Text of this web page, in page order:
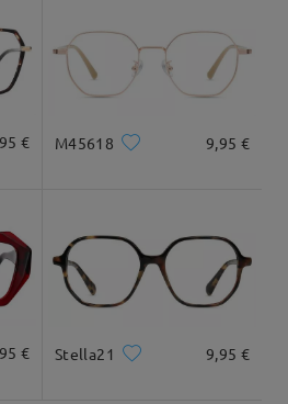
Longitud de Patillas
143mm/ 5.63plg.
€ M45618 9,95 €
€ Stella21 9,95 €